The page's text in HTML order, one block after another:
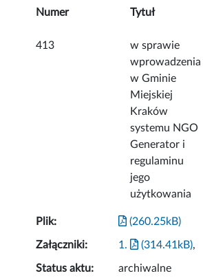
Numer Tytuł
413
w sprawie
wprowadzenia
w Gminie
Miejskiej
Kraków
systemu NGO
Generator i
regulaminu
jego
użytkowania
Plik: (260.25kB)
Załączniki: 1. (314.41kB),
Status aktu: archiwalne